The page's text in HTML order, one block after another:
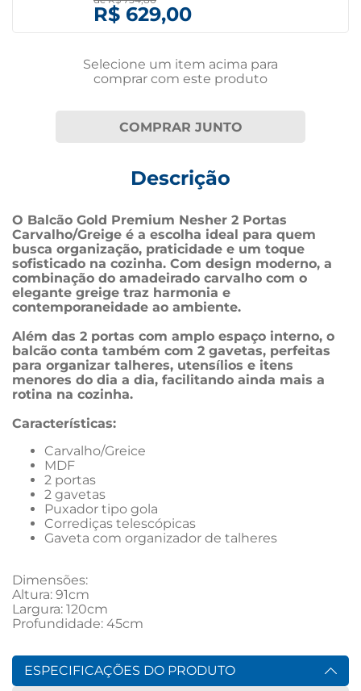
R$ 629,00
Selecione um item acima para
comprar com este produto
COMPRAR JUNTO
Descrição
O Balcão Gold Premium Nesher 2 Portas
Carvalho/Greige é a escolha ideal para quem
busca organização, praticidade e um toque
sofisticado na cozinha. Com design moderno, a
combinação do amadeirado carvalho com o
elegante greige traz harmonia e
contemporaneidade ao ambiente.
Além das 2 portas com amplo espaço interno, o
balcão conta também com 2 gavetas, perfeitas
para organizar talheres, utensílios e itens
menores do dia a dia, facilitando ainda mais a
rotina na cozinha.
Características:
Carvalho/Greice
MDF
2 portas
2 gavetas
Puxador tipo gola
Corrediças telescópicas
Gaveta com organizador de talheres
Dimensões:
Altura: 91cm
Largura: 120cm
Profundidade: 45cm
ESPECIFICAÇÕES DO PRODUTO